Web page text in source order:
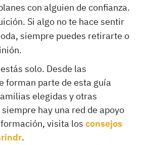
con alguien de confianza.
Si algo no te hace sentir
siempre puedes retirarte o
solo. Desde las
forman parte de esta guía
elegidas y otras
hay una red de apoyo
visita los consejos
.